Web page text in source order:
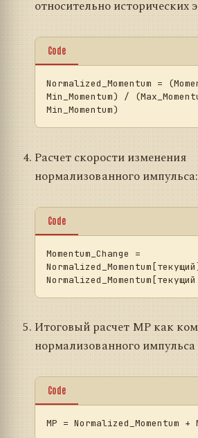
относительно исторических
Code
Normalized_Momentum =
Min_Momentum) /
Расчет скорости изменения
нормализованного импульса:
Code
Momentum_Change
=
Итоговый расчет MP как
нормализованного импульса
Code
MP